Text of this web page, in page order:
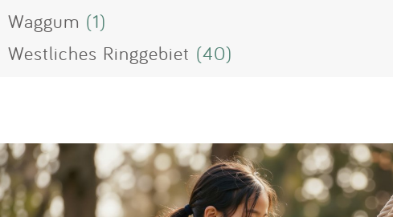
Waggum (1)
Westliches Ringgebiet (40)